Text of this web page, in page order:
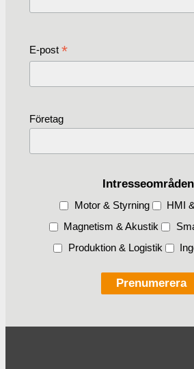
E-post *
Företag
Intresseområden
Motor & Styrning
HMI
Magnetism & Akustik
Produktion & Logistik